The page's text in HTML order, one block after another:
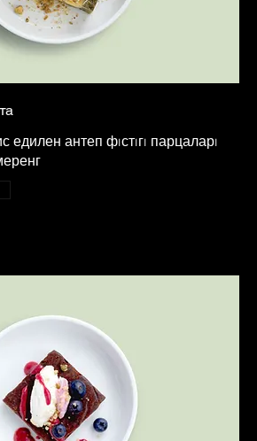
едилен антеп фıстıгı парцаларı